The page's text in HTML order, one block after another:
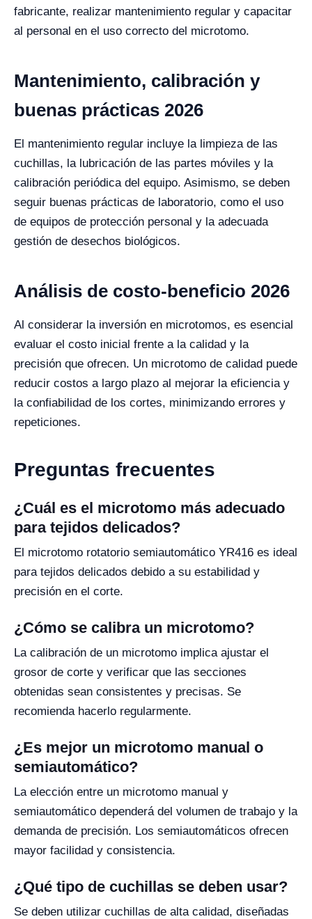
fabricante, realizar mantenimiento regular y capacitar
al personal en el uso correcto del microtomo.
Mantenimiento, calibración y
buenas prácticas 2026
El mantenimiento regular incluye la limpieza de las
cuchillas, la lubricación de las partes móviles y la
calibración periódica del equipo. Asimismo, se deben
seguir buenas prácticas de laboratorio, como el uso
de equipos de protección personal y la adecuada
gestión de desechos biológicos.
Análisis de costo-beneficio 2026
Al considerar la inversión en microtomos, es esencial
evaluar el costo inicial frente a la calidad y la
precisión que ofrecen. Un microtomo de calidad puede
reducir costos a largo plazo al mejorar la eficiencia y
la confiabilidad de los cortes, minimizando errores y
repeticiones.
Preguntas frecuentes
¿Cuál es el microtomo más adecuado
para tejidos delicados?
El microtomo rotatorio semiautomático YR416 es ideal
para tejidos delicados debido a su estabilidad y
precisión en el corte.
¿Cómo se calibra un microtomo?
La calibración de un microtomo implica ajustar el
grosor de corte y verificar que las secciones
obtenidas sean consistentes y precisas. Se
recomienda hacerlo regularmente.
¿Es mejor un microtomo manual o
semiautomático?
La elección entre un microtomo manual y
semiautomático dependerá del volumen de trabajo y la
demanda de precisión. Los semiautomáticos ofrecen
mayor facilidad y consistencia.
¿Qué tipo de cuchillas se deben usar?
Se deben utilizar cuchillas de alta calidad, diseñadas